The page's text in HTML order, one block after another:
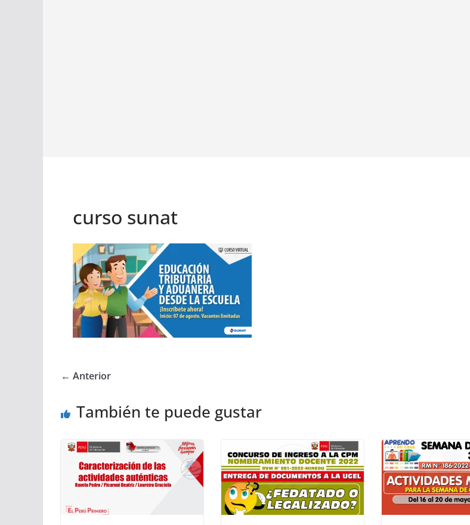
curso sunat
← Anterior
También te puede gustar